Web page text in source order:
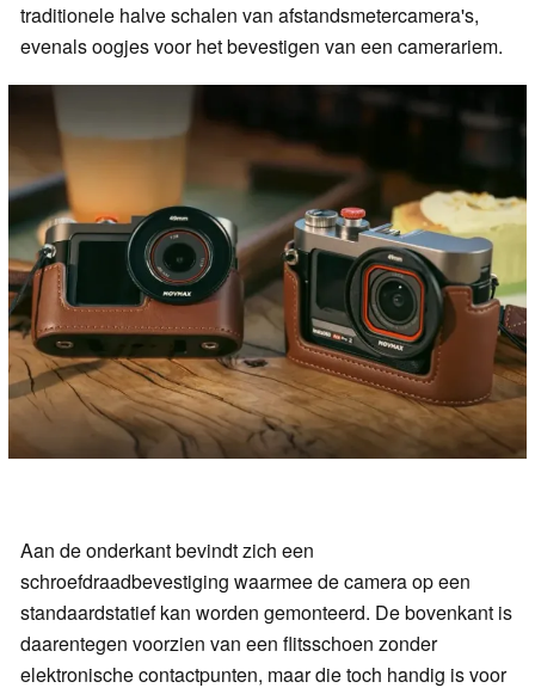
traditionele halve schalen van afstandsmetercamera's,
evenals oogjes voor het bevestigen van een camerariem.
Aan de onderkant bevindt zich een
schroefdraadbevestiging waarmee de camera op een
standaardstatief kan worden gemonteerd. De bovenkant is
daarentegen voorzien van een flitsschoen zonder
elektronische contactpunten, maar die toch handig is voor